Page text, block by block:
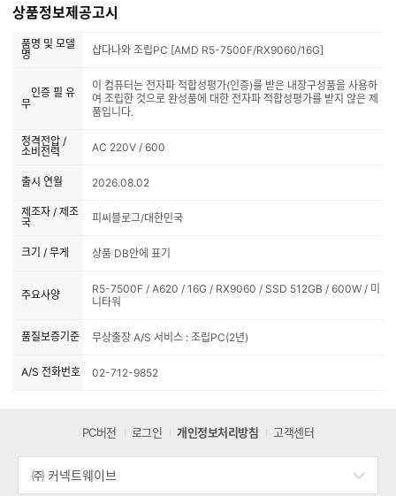
상품정보제공고시
품명 및 모델
명
샵다나와 조립PC [AMD R5-7500F/RX9060/16G]
인증 필 유
무
이 컴퓨터는 전자파 적합성평가(인증)를 받은 내장구성품을 사용하
여 조립한 것으로 완성품에 대한 전자파 적합성평가를 받지 않은 제
품입니다.
정격전압 /
소비전력
AC 220V / 600
출시 연월 2026.08.02
제조자 / 제조
국
피씨블로그/대한민국
크기 / 무게 상품 DB안에 표기
주요사양
R5-7500F / A620 / 16G / RX9060 / SSD 512GB / 600W / 미
니타워
품질보증기준 무상출장 A/S 서비스 : 조립PC(2년)
A/S 전화번호 02-712-9852
PC버전 로그인 개인정보처리방침 고객센터
㈜ 커넥트웨이브
세